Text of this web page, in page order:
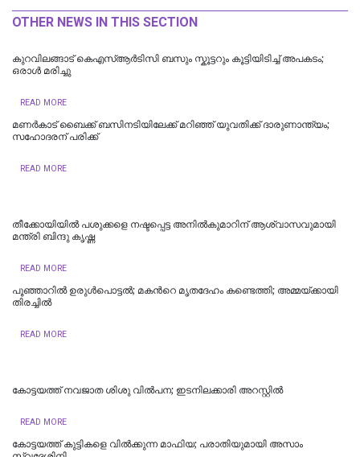
OTHER NEWS IN THIS SECTION
കുറവിലങ്ങാട് കെഎസ്ആർടിസി ബസും സ്കൂട്ടറും കൂട്ടിയിടിച്ച് അപകടം;
ഒരാൾ മരിച്ചു
READ MORE
മണര്‍കാട് ബൈക്ക് ബസിനടിയിലേക്ക് മറിഞ്ഞ് യുവതിക്ക് ദാരുണാന്ത്യം;
സഹോദരന് പരിക്ക്
READ MORE
തീക്കോയിയില്‍ പശുക്കളെ നഷ്ടപ്പെട്ട അനിൽകുമാറിന് ആശ്വാസവുമായി
മന്ത്രി ബിന്ദു കൃഷ്ണ
READ MORE
പൂഞ്ഞാറില്‍ ഉരുൾപൊട്ടൽ; മകന്‍റെ മൃതദേഹം കണ്ടെത്തി; അമ്മയ്ക്കായി
തിരച്ചിൽ
READ MORE
കോട്ടയത്ത് നവജാത ശിശു വില്‍പന; ഇടനിലക്കാരി അറസ്റ്റില്‍
READ MORE
കോട്ടയത്ത് കുട്ടികളെ വിൽക്കുന്ന മാഫിയ; പരാതിയുമായി അസാം